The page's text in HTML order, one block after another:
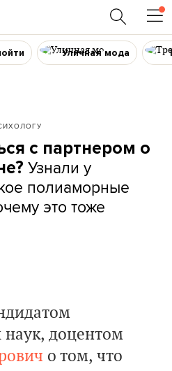
Уличная мода
с партнером о
Узнали у
полиаморные
это тоже
наук, доцентом
о том, что